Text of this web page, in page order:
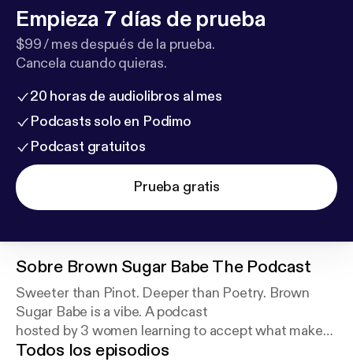
Empieza 7 días de prueba
$99 / mes después de la prueba.
Cancela cuando quieras.
20 horas de audiolibros al mes
Podcasts solo en Podimo
Podcast gratuitos
Prueba gratis
Sobre Brown Sugar Babe The Podcast
Sweeter than Pinot. Deeper than Poetry. Brown
Sugar Babe is a vibe. A podcast
hosted by 3 women learning to accept what makes
us so sweet!
Todos los episodios